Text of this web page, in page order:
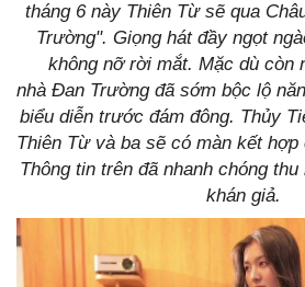
tháng 6 này Thiên Từ sẽ qua
Trường". Giọng hát đầy ngọt
không nỡ rời mắt. Mặc dù còn
nhà Đan Trường đã sớm bộc lộ
biểu diễn trước đám đông. Thủy
Thiên Từ và ba sẽ có màn kết hợp
Thông tin trên đã nhanh chóng
khán giả.